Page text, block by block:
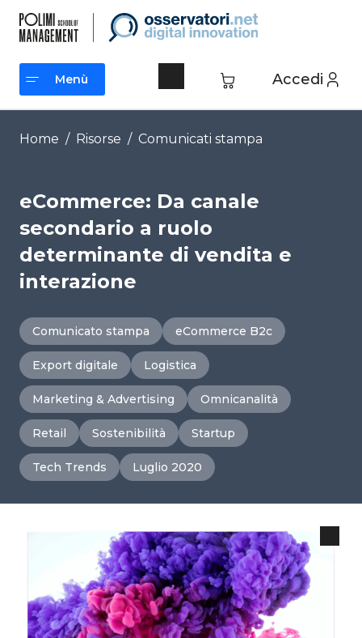
contenuto
Accedi
Menù
Menù
Home / Risorse / Comunicati stampa
eCommerce: Da canale
secondario a ruolo
determinante di vendita e
interazione
Comunicato stampa eCommerce B2c
Export digitale Logistica
Marketing & Advertising Omnicanalità
Retail Sostenibilità Startup
Tech Trends Luglio 2020